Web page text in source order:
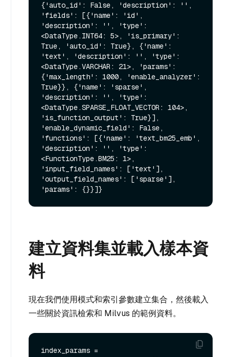
{'auto_id': False, 'description': '',
'fields': [{'name': 'id',
'description': '', 'type':
<DataType.INT64: 5>, 'is_primary':
True, 'auto_id': True}, {'name':
'text', 'description': '', 'type':
<DataType.VARCHAR: 21>, 'params':
{'max_length': 1000, 'enable_analyzer':
True}}, {'name': 'sparse',
'description': '', 'type':
<DataType.SPARSE_FLOAT_VECTOR: 104>,
'is_function_output': True}],
'enable_dynamic_field': False,
'functions': [{'name': 'text_bm25_emb',
'description': '', 'type':
<FunctionType.BM25: 1>,
'input_field_names': ['text'],
'output_field_names': ['sparse'],
建立資料集並載入樣本資
料
現在我們使用模式和索引參數建立集合，然後載入
一些關於資訊檢索和 Milvus 的範例資料。
index_params =